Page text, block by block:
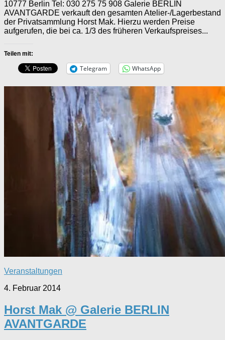
10777 Berlin Tel: 030 275 75 908 Galerie BERLIN
AVANTGARDE verkauft den gesamten Atelier-/Lagerbestand
der Privatsammlung Horst Mak. Hierzu werden Preise
aufgerufen, die bei ca. 1/3 des früheren Verkaufspreises...
Teilen mit:
Telegram WhatsApp
Veranstaltungen
4. Februar 2014
Horst Mak @ Galerie BERLIN
AVANTGARDE